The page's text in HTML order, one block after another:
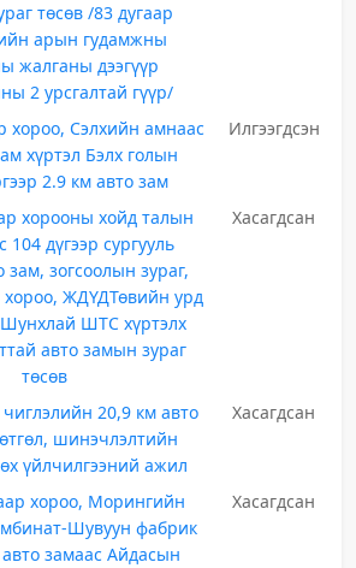
төсөв /83 дугаар
арын гудамжны
жалганы дээгүүр
2 урсгалтай гүүр/
хороо, Сэлхийн амнаас
хүртэл Бэлх голын
2.9 км авто зам
Илгээгдсэн
хорооны хойд талын
104 дүгээр сургууль
зам, зогсоолын зураг,
хороо, ЖДҮДТөвийн урд
Шунхлай ШТС хүртэлх
авто замын зураг
төсөв
Хасагдсан
20,9 км авто
шинэчлэлтийн
үйлчилгээний ажил
Хасагдсан
хороо, Морингийн
Шувуун фабрик
замаас Айдасын
Хасагдсан